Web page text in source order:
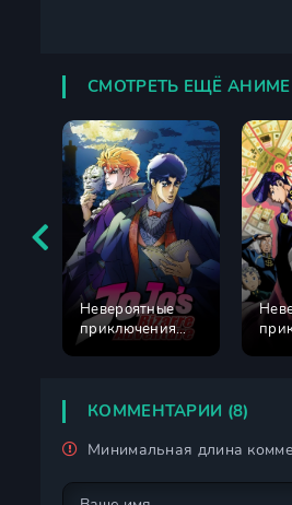
СМОТРЕТЬ ЕЩЁ
Невероятные
приключения
Джоджо 1 сезон
КОММЕНТАРИИ (8)
Минимальная длина